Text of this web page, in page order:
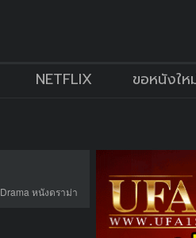
NETFLIX ขอหนังให
Drama หนังดราม่า